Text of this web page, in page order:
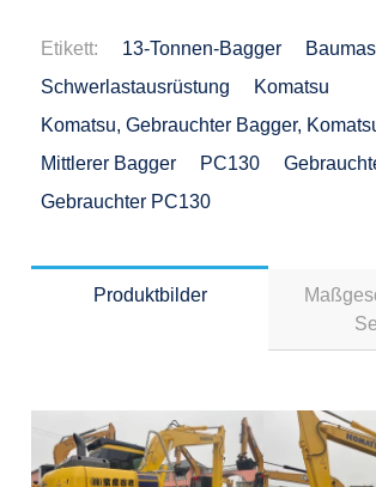
Etikett: 13-Tonnen-Bagger
Schwerlastausrüstung
Komatsu
Komatsu, Gebrauchter Bagger,
Mittlerer Bagger
PC130
Gebrauchter PC130
Produktbilder